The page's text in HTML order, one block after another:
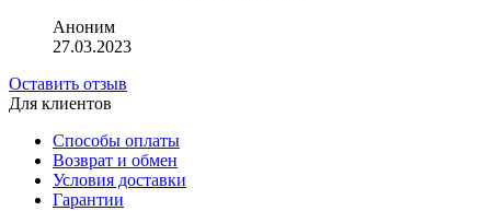
Аноним
27.03.2023
Оставить отзыв
Для клиентов
Способы оплаты
Возврат и обмен
Условия доставки
Гарантии